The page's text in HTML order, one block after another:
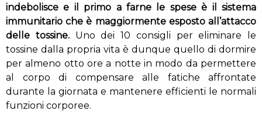
indebolisce e il primo a farne le spese è il sistema
immunitario che è maggiormente esposto all’attacco
delle tossine.Uno dei 10 consigli per eliminare le
tossine dalla propria vita è dunque quello di dormire
per almeno otto ore a notte in modo da permettere
al corpo di compensare alle fatiche affrontate
durante la giornata e mantenere efficienti le normali
funzioni corporee.